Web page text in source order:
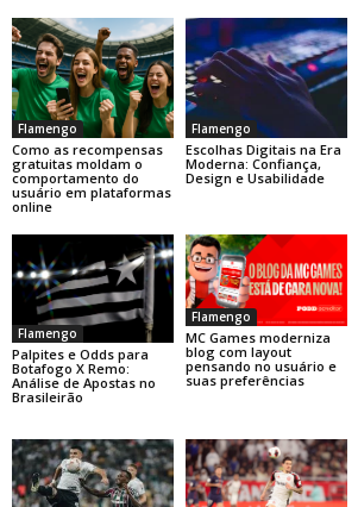
Flamengo
Como as recompensas
gratuitas moldam o
comportamento do
usuário em plataformas
online
Flamengo
Escolhas Digitais na Era
Moderna: Confiança,
Design e Usabilidade
Flamengo
Palpites e Odds para
Botafogo X Remo:
Análise de Apostas no
Brasileirão
Flamengo
MC Games moderniza
blog com layout
pensando no usuário e
suas preferências